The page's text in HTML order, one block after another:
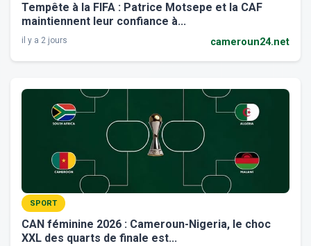
Tempête à la FIFA : Patrice Motsepe et la CAF
maintiennent leur confiance à...
il y a 2 jours cameroun24.net
SPORT
CAN féminine 2026 : Cameroun-Nigeria, le choc
XXL des quarts de finale est...